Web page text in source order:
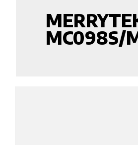
MC098S/